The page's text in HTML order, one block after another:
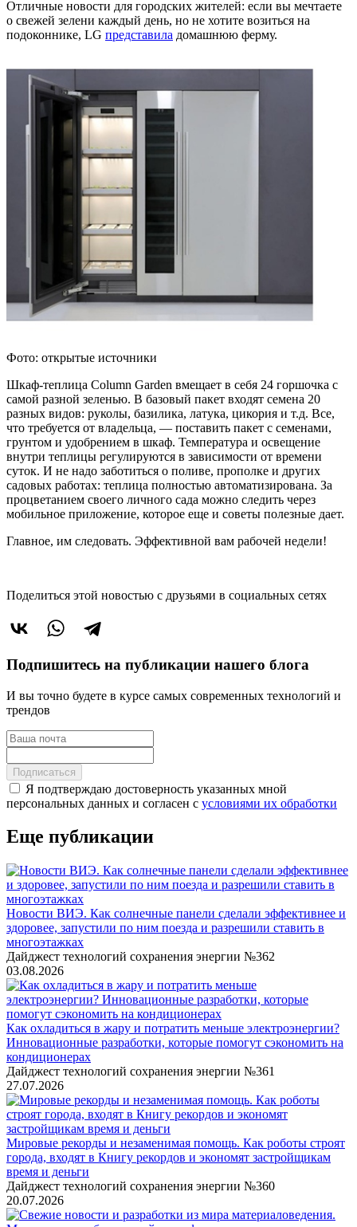
Отличные новости для городских жителей: если вы мечтаете
о свежей зелени каждый день, но не хотите возиться на
подоконнике, LG представила домашнюю ферму.
Фото: открытые источники
Шкаф-теплица Column Garden вмещает в себя 24 горшочка с
самой разной зеленью. В базовый пакет входят семена 20
разных видов: руколы, базилика, латука, цикория и т.д. Все,
что требуется от владельца, — поставить пакет с семенами,
грунтом и удобрением в шкаф. Температура и освещение
внутри теплицы регулируются в зависимости от времени
суток. И не надо заботиться о поливе, прополке и других
садовых работах: теплица полностью автоматизирована. За
процветанием своего личного сада можно следить через
мобильное приложение, которое еще и советы полезные дает.
Главное, им следовать. Эффективной вам рабочей недели!
Поделиться этой новостью с друзьями в социальных сетях
Подпишитесь на публикации нашего блога
И вы точно будете в курсе самых современных технологий и
трендов
Подписаться
Я подтверждаю достоверность указанных мной
персональных данных и согласен с условиями их обработки
Еще публикации
Новости ВИЭ. Как солнечные панели сделали эффективнее и
здоровее, запустили по ним поезда и разрешили ставить в
многоэтажках
Дайджест технологий сохранения энергии №362
03.08.2026
Как охладиться в жару и потратить меньше электроэнергии?
Инновационные разработки, которые помогут сэкономить на
кондиционерах
Дайджест технологий сохранения энергии №361
27.07.2026
Мировые рекорды и незаменимая помощь. Как роботы строят
города, входят в Книгу рекордов и экономят застройщикам
время и деньги
Дайджест технологий сохранения энергии №360
20.07.2026